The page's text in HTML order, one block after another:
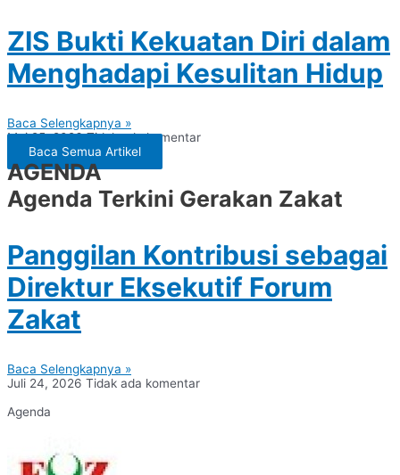
ZIS Bukti Kekuatan Diri dalam
Menghadapi Kesulitan Hidup
Baca Selengkapnya »
Mei 25, 2026Tidak ada komentar
Baca Semua Artikel
AGENDA
Agenda Terkini Gerakan Zakat
Panggilan Kontribusi sebagai
Direktur Eksekutif Forum
Zakat
Baca Selengkapnya »
Juli 24, 2026 Tidak ada komentar
Agenda